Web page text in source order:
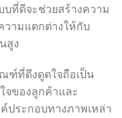
บที่ดีจะช่วยสร้างความ
วามแตกต่างให้กับ
สูง
ฑ์ที่ดึงดูดใจถือเป็น
จของลูกค้าและ
ระกอบทางภาพเหล่า